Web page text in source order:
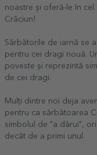
noastre și oferă-le în
Crăciun!
Sărbătorile de iarnă se
pentru cei dragi nouă.
poveste și reprezintă
de cei dragi.
Mulți dintre noi deja
pentru ca sărbătoarea
simbolul de "a dărui",
decât de a primi unul.